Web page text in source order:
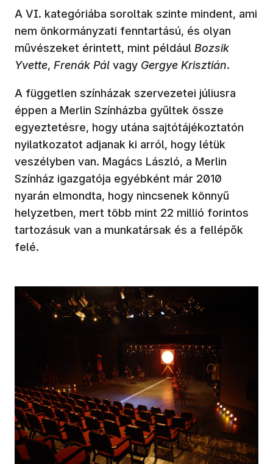
A VI. kategóriába soroltak szinte mindent, ami
nem önkormányzati fenntartású, és olyan
művészeket érintett, mint például Bozsik
Yvette, Frenák Pál vagy Gergye Krisztián.
A független színházak szervezetei júliusra
éppen a Merlin Színházba gyűltek össze
egyeztetésre, hogy utána sajtótájékoztatón
nyilatkozatot adjanak ki arról, hogy létük
veszélyben van. Magács László, a Merlin
Színház igazgatója egyébként már 2010
nyarán elmondta, hogy nincsenek könnyű
helyzetben, mert több mint 22 millió forintos
tartozásuk van a munkatársak és a fellépők
felé.